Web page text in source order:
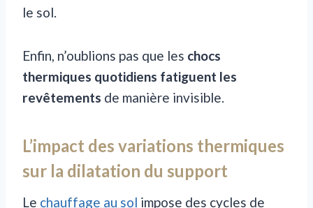
le sol.
Enfin, n’oublions pas que les chocs
thermiques quotidiens fatiguent les
revêtements de manière invisible.
L’impact des variations thermiques
sur la dilatation du support
Le chauffage au sol impose des cycles de